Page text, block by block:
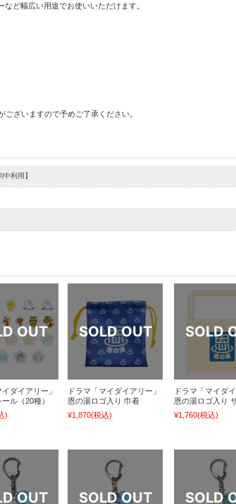
ど幅広い用途でお使いいただけます。
ざいますので予めご了承ください。
利用】
イダイアリー」
ル（20種）
)
ドラマ「マイダイアリー」
恩の湯ロゴ入り 巾着
¥1,870(税込)
ドラマ「マイダイ
恩の湯ロゴ入り
¥1,760(税込)